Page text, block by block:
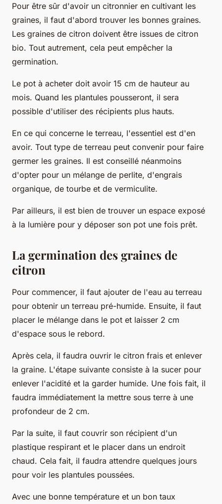
Pour être sûr d'avoir un citronnier en cultivant les
graines, il faut d'abord trouver les bonnes graines.
Les graines de citron doivent être issues de citron
bio. Tout autrement, cela peut empêcher la
germination.
Le pot à acheter doit avoir 15 cm de hauteur au
mois. Quand les plantules pousseront, il sera
possible d'utiliser des récipients plus hauts.
En ce qui concerne le terreau, l'essentiel est d'en
avoir. Tout type de terreau peut convenir pour faire
germer les graines. Il est conseillé néanmoins
d'opter pour un mélange de perlite, d'engrais
organique, de tourbe et de vermiculite.
Par ailleurs, il est bien de trouver un espace exposé
à la lumière pour y déposer son pot une fois prêt.
La germination des graines de
citron
Pour commencer, il faut ajouter de l'eau au terreau
pour obtenir un terreau pré-humide. Ensuite, il faut
placer le mélange dans le pot et laisser 2 cm
d'espace sous le rebord.
Après cela, il faudra ouvrir le citron frais et enlever
la graine. L'étape suivante consiste à la sucer pour
enlever l'acidité et la garder humide. Une fois fait, il
faudra immédiatement la mettre sous terre à une
profondeur de 2 cm.
Par la suite, il faut couvrir son récipient d'un
plastique respirant et le placer dans un endroit
chaud. Cela fait, il faudra attendre quelques jours
pour voir les plantules poussées.
Avec une bonne température et un bon taux